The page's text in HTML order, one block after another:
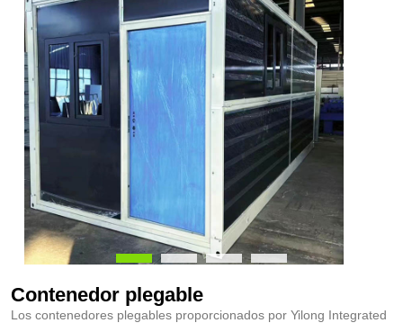
Contenedor plegable
Los contenedores plegables proporcionados por Yilong Integrated